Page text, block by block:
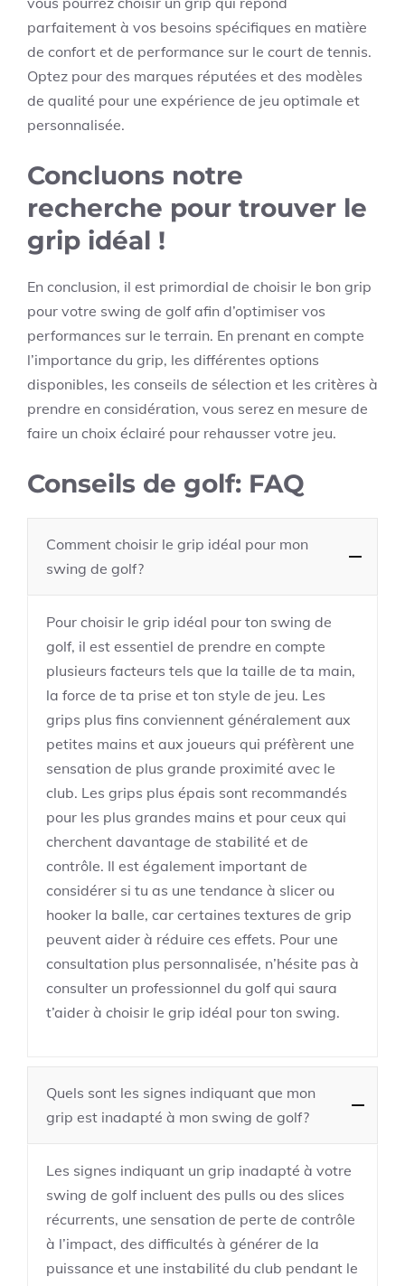
parfaitement à vos besoins spécifiques en matière
de confort et de performance sur le court de tennis.
Optez pour des marques réputées et des modèles
de qualité pour une expérience de jeu optimale et
personnalisée.
Concluons notre
recherche pour trouver le
grip idéal !
En conclusion, il est primordial de choisir le bon grip
pour votre swing de golf afin d’optimiser vos
performances sur le terrain. En prenant en compte
l’importance du grip, les différentes options
disponibles, les conseils de sélection et les critères à
prendre en considération, vous serez en mesure de
faire un choix éclairé pour rehausser votre jeu.
Conseils de golf: FAQ
Comment choisir le grip idéal pour mon
swing de golf?
Pour choisir le grip idéal pour ton swing de
golf, il est essentiel de prendre en compte
plusieurs facteurs tels que la taille de ta main,
la force de ta prise et ton style de jeu. Les
grips plus fins conviennent généralement aux
petites mains et aux joueurs qui préfèrent une
sensation de plus grande proximité avec le
club. Les grips plus épais sont recommandés
pour les plus grandes mains et pour ceux qui
cherchent davantage de stabilité et de
contrôle. Il est également important de
considérer si tu as une tendance à slicer ou
hooker la balle, car certaines textures de grip
peuvent aider à réduire ces effets. Pour une
consultation plus personnalisée, n’hésite pas à
consulter un professionnel du golf qui saura
t’aider à choisir le grip idéal pour ton swing.
Quels sont les signes indiquant que mon
grip est inadapté à mon swing de golf?
Les signes indiquant un grip inadapté à votre
swing de golf incluent des pulls ou des slices
récurrents, une sensation de perte de contrôle
à l’impact, des difficultés à générer de la
puissance et une instabilité du club pendant le